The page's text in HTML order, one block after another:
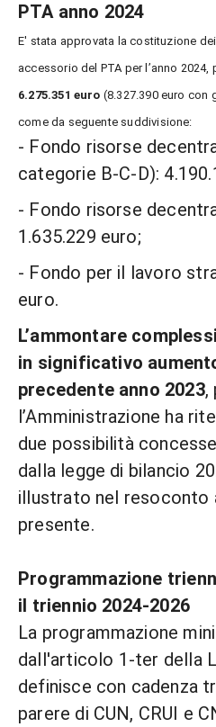
PTA anno 2024
E' stata approvata la costituzione
accessorio del PTA per l’anno 2024,
6.275.351 euro (8.327.390 euro con
come da seguente suddivisione:
- Fondo risorse
categorie B-C-D):
- Fondo risorse
1.635.229 euro;
- Fondo per il lavoro
euro.
L’ammontare
in significativo
precedente anno 2023,
l’Amministrazione ha
due possibilità
dalla legge di bilancio
illustrato nel resoconto
presente.
Programmazione
il triennio 2024-2026
La programmazione
dall'articolo 1-ter della
definisce con cadenza
parere di CUN, CRUI e